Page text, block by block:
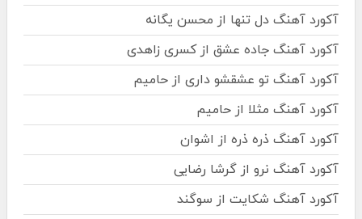
آکورد آهنگ دل تنها از محسن یگانه
آکورد آهنگ جاده عشق از کسری زاهدی
آکورد آهنگ تو عشقشو داری از حامیم
آکورد آهنگ مثلا از حامیم
آکورد آهنگ ذره ذره از اشوان
آکورد آهنگ نرو از گرشا رضایی
آکورد آهنگ شکایت از سوگند